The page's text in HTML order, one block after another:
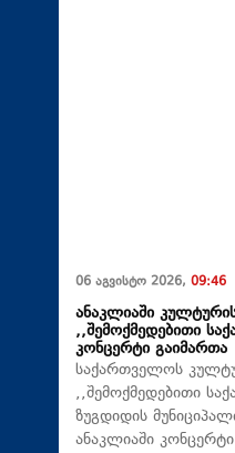
06 აგვისტო 2026, 09:46
ანაკლიაში
,,შემოქმედებითი
კონცერტი გაიმართა
საქართველოს
,,შემოქმედებითი
ზუგდიდის
ანაკლიაში